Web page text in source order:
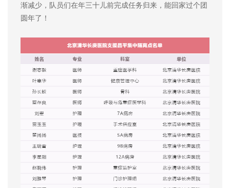
渐减少，队员们在年三十儿前完成任务归来，能回家过个团
圆年了！